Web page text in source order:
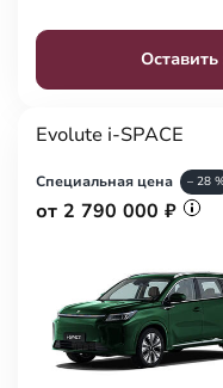
Оставить
Evolute i-SPACE
Специальная цена – 28
от 2 790 000 ₽